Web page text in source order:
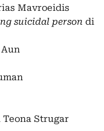
Mavroeidis
suicidal person di
Teona Strugar